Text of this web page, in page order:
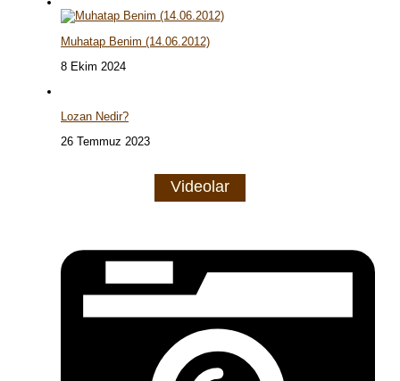
Muhatap Benim (14.06.2012)
8 Ekim 2024
Lozan Nedir?
26 Temmuz 2023
Videolar